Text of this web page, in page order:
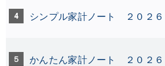
4 シンプル家計ノート ２０２６
５ かんたん家計ノート ２０２６